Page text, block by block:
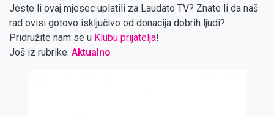
Jeste li ovaj mjesec uplatili za Laudato TV? Znate li da naš
rad ovisi gotovo isključivo od donacija dobrih ljudi?
Pridružite nam se u Klubu prijatelja!
Još iz rubrike: Aktualno